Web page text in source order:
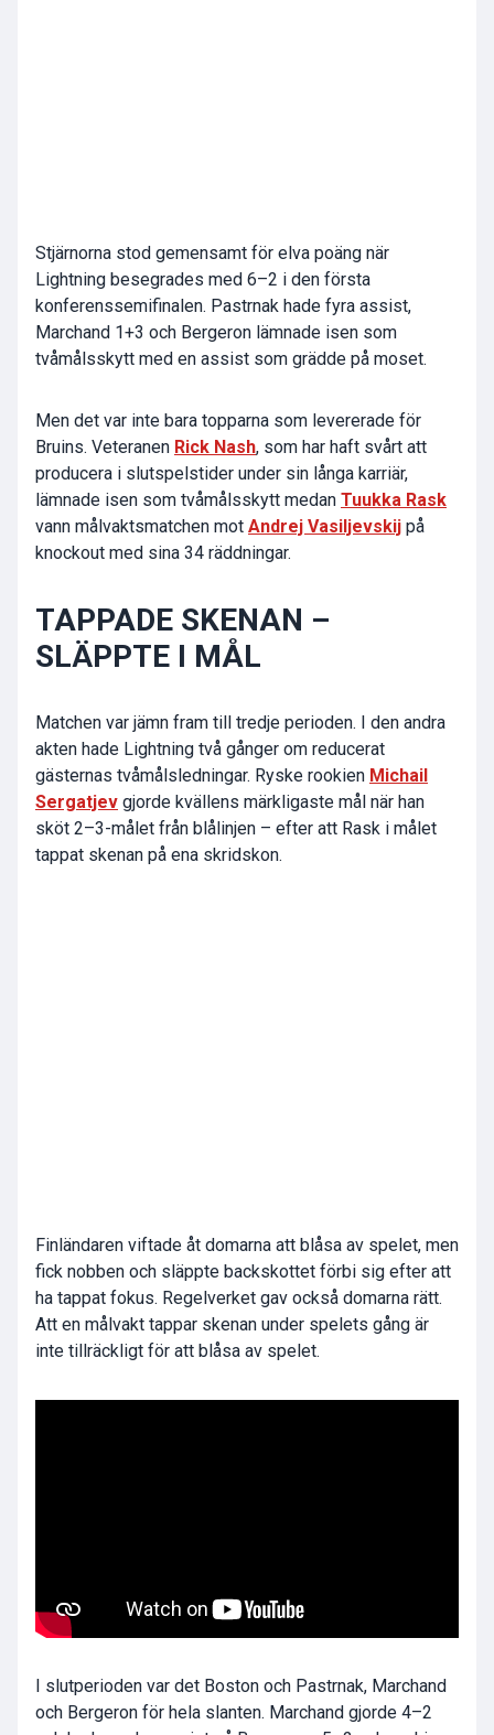
Stjärnorna stod gemensamt för elva poäng när
Lightning besegrades med 6–2 i den första
konferenssemifinalen. Pastrnak hade fyra assist,
Marchand 1+3 och Bergeron lämnade isen som
tvåmålsskytt med en assist som grädde på moset.
Men det var inte bara topparna som levererade för
Bruins. Veteranen Rick Nash, som har haft svårt att
producera i slutspelstider under sin långa karriär,
lämnade isen som tvåmålsskytt medan Tuukka Rask
vann målvaktsmatchen mot Andrej Vasiljevskij på
knockout med sina 34 räddningar.
TAPPADE SKENAN –
SLÄPPTE I MÅL
Matchen var jämn fram till tredje perioden. I den andra
akten hade Lightning två gånger om reducerat
gästernas tvåmålsledningar. Ryske rookien Michail
Sergatjev gjorde kvällens märkligaste mål när han
sköt 2–3-målet från blålinjen – efter att Rask i målet
tappat skenan på ena skridskon.
Finländaren viftade åt domarna att blåsa av spelet, men
fick nobben och släppte backskottet förbi sig efter att
ha tappat fokus. Regelverket gav också domarna rätt.
Att en målvakt tappar skenan under spelets gång är
inte tillräckligt för att blåsa av spelet.
I slutperioden var det Boston och Pastrnak, Marchand
och Bergeron för hela slanten. Marchand gjorde 4–2